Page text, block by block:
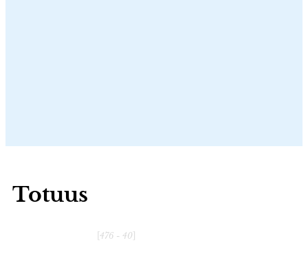
Totuus
476 - 40